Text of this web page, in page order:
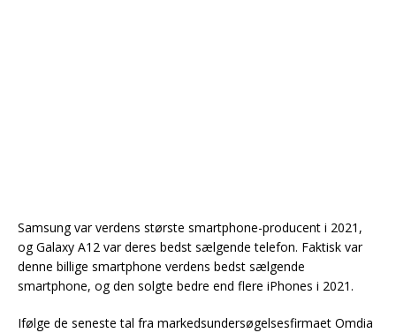
Samsung var verdens største smartphone-producent i 2021,
og Galaxy A12 var deres bedst sælgende telefon. Faktisk var
denne billige smartphone verdens bedst sælgende
smartphone, og den solgte bedre end flere iPhones i 2021.
Ifølge de seneste tal fra markedsundersøgelsesfirmaet Omdia